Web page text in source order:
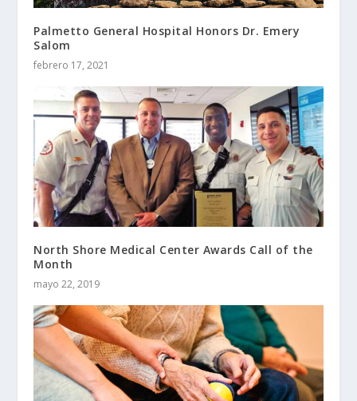
Palmetto General Hospital Honors Dr. Emery
Salom
febrero 17, 2021
North Shore Medical Center Awards Call of the
Month
mayo 22, 2019